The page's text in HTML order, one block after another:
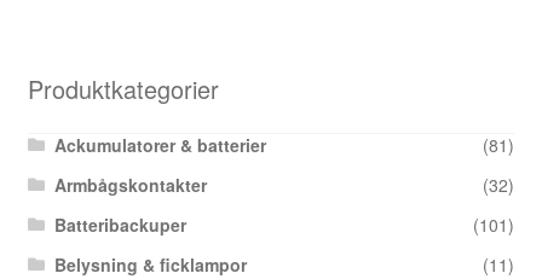
Produktkategorier
Ackumulatorer & batterier
(81)
Armbågskontakter
(32)
Batteribackuper
(101)
Belysning & ficklampor
(11)